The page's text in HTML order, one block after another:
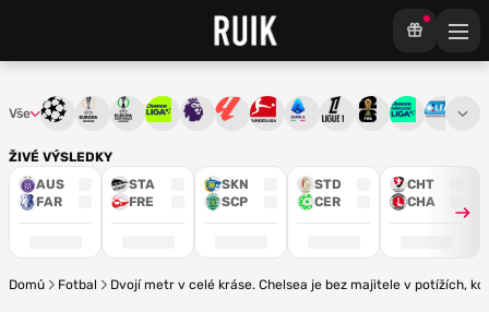
ŽIVÉ VÝSLEDKY
AUS
FAR
STA
FRE
SKN
SCP
STD
CER
CHT
CHA
Vše Liga mistrůEvropská liga
Konferenční liga
Chance ligaPremier League
La LigaBundesliga
Serie ALigue 1Mistrovství světa
Chance3. ČFL
Domů Fotbal Dvojí metr v celé kráse. Chelsea je bez majitele v potížích,